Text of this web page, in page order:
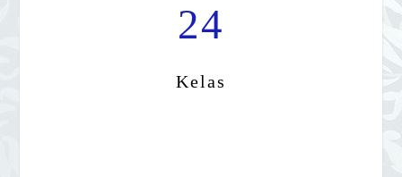
24
Kelas